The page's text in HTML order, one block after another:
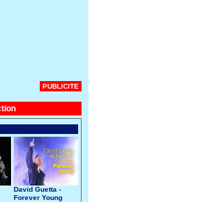
PUBLICITE
David Guetta -
Forever Young